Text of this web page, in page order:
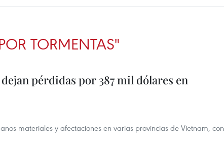
TORMENTAS"
pérdidas por 387 mil dólares en
materiales y afectaciones en varias provincias de Vietnam, con